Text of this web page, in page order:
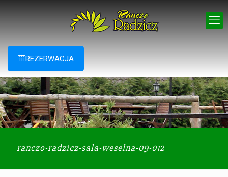
REZERWACJA
ranczo-radzicz-sala-weselna-09-012